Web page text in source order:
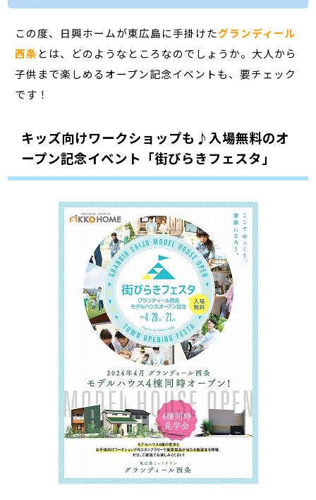
この度、日興ホームが東広島に手掛けたグランディール
西条 とは、どのようなところなのでしょうか。大人から
子供まで楽しめるオープン記念イベントも、要チェック
です！
キッズ向けワークショップも♪入場無料のオ
ープン記念イベント「街びらきフェスタ」